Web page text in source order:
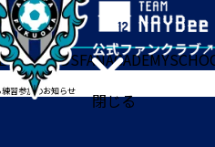
閉じる
GOODSFANACADEMY
習参加のお知らせ